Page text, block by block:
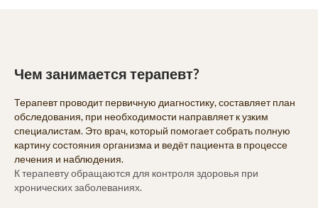
Чем занимается терапевт?
Терапевт проводит первичную диагностику, составляет план
обследования, при необходимости направляет к узким
специалистам. Это врач, который помогает собрать полную
картину состояния организма и ведёт пациента в процессе
лечения и наблюдения.
К терапевту обращаются для контроля здоровья при
хронических заболеваниях.